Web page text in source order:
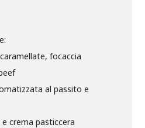
focaccia
al passito e
crema pasticcera